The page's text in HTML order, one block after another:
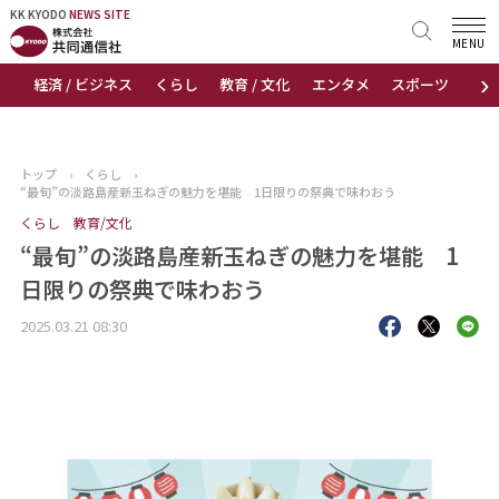
KK KYODO NEWS SITE
›
経済 / ビジネス くらし 教育 / 文化 エンタメ スポーツ 地域
MENU
KK KYODONEWS SITE
トップページ
ニュース
おすすめコンテンツ
出版物
トップ › くらし
›
“最旬”の淡路島産新玉ねぎの魅力を堪能 1日限りの祭典で味わおう
くらし 教育/文化
“最旬”の淡路島産新玉ねぎの魅力を堪能 1
日限りの祭典で味わおう
2025.03.21 08:30